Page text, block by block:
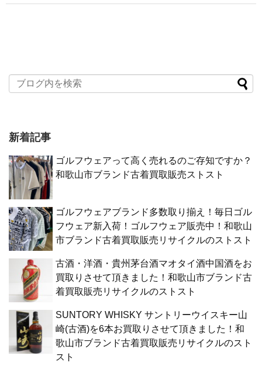
新着記事
ゴルフウェアって高く売れるのご存知ですか？
和歌山市ブランド古着買取販売ストスト
ゴルフウェアブランド多数取り揃え！毎日ゴル
フウェア新入荷！ゴルフウェア販売中！和歌山
市ブランド古着買取販売リサイクルのストスト
古酒・洋酒・貴州茅台酒マオタイ酒中国酒をお
買取りさせて頂きました！和歌山市ブランド古
着買取販売リサイクルのストスト
SUNTORY WHISKY サントリーウイスキー山
崎(古酒)を6本お買取りさせて頂きました！和
歌山市ブランド古着買取販売リサイクルのスト
スト